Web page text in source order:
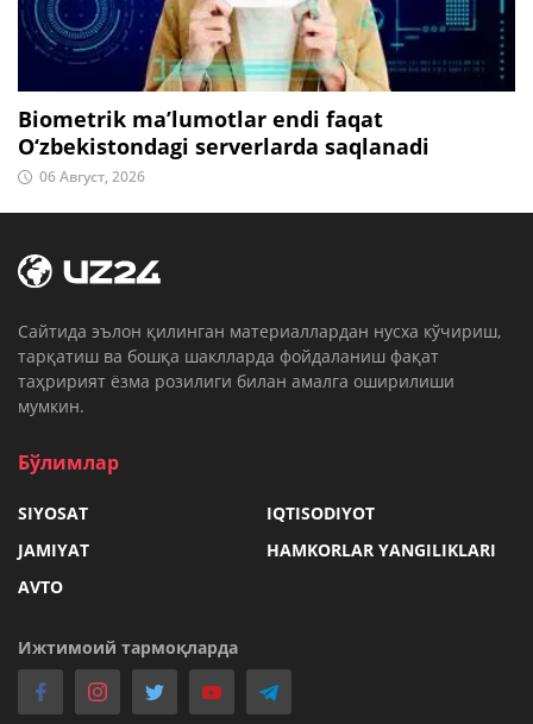
Biometrik ma’lumotlar endi faqat
O‘zbekistondagi serverlarda saqlanadi
06 Август, 2026
Cайтида эълон қилинган материаллардан нусха кўчириш,
тарқатиш ва бошқа шаклларда фойдаланиш фақат
таҳририят ёзма розилиги билан амалга оширилиши
мумкин.
Бўлимлар
SIYOSAT
IQTISODIYOT
JAMIYAT
HAMKORLAR YANGILIKLARI
AVTO
Ижтимоий тармоқларда